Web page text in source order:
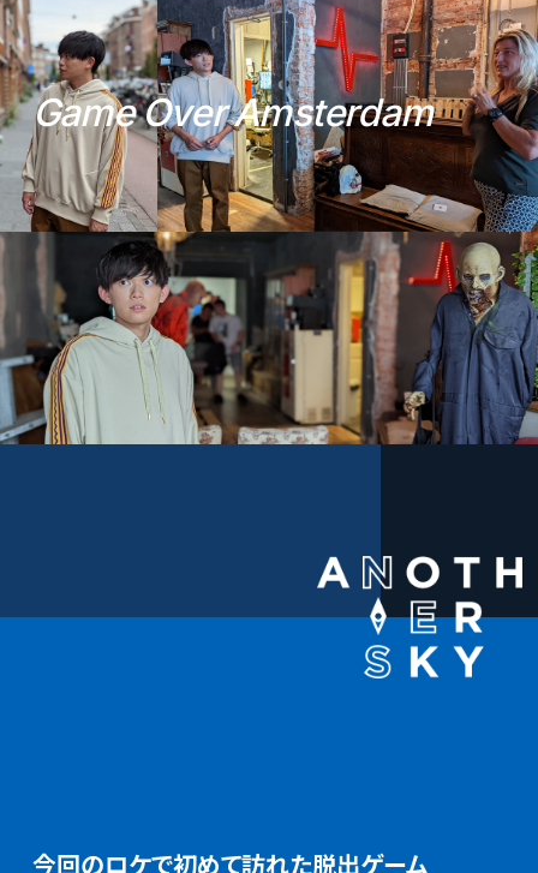
GameOverAmsterdam
今回のロケで初めて訪れた脱出ゲーム